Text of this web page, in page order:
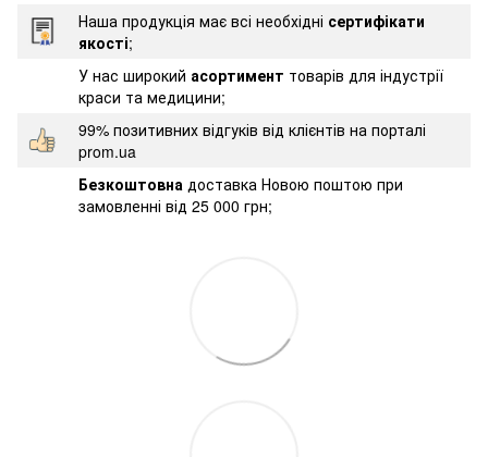
Наша продукція має всі необхідні сертифікати
якості;
У нас широкий асортимент товарів для індустрії
краси та медицини;
99% позитивних відгуків від клієнтів на порталі
prom.ua
Безкоштовна доставка Новою поштою при
замовленні від 25 000 грн;